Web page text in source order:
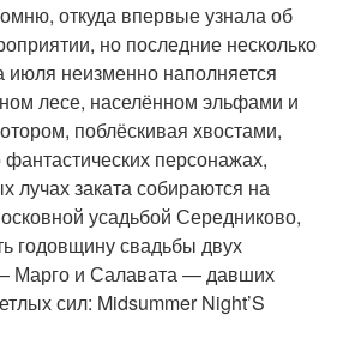
откуда впервые узнала об
но последние несколько
июля неизменно наполняется
лесе, населённом эльфами и
поблёскивая хвостами,
персонажах,
лучах заката собираются на
усадьбой Середниково,
годовщину свадьбы двух
Марго и Салавата — давших
сил: Midsummer Night’S